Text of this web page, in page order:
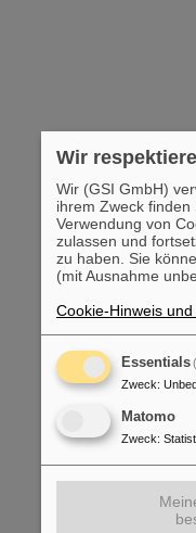
Wir
Wir (GSI GmbH)
ihrem Zweck
Verwendung von
zulassen und
zu haben. Sie
(mit Ausnahme
Cookie-Hinweis
Essentials
Zweck:
Matomo
Zweck: